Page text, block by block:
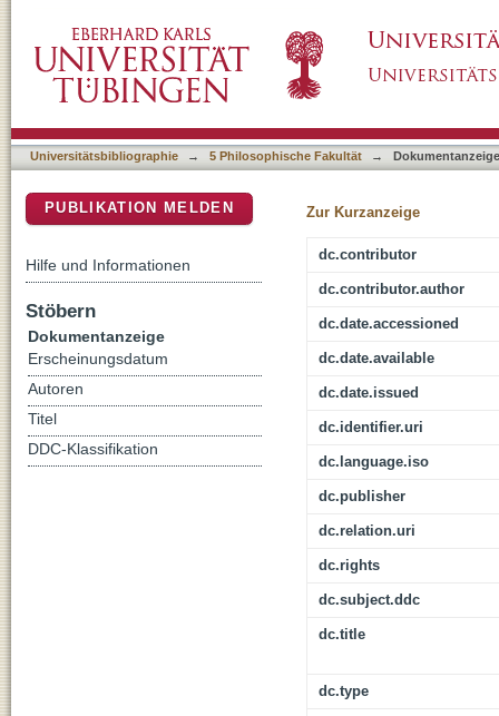
communist era
Universitätsbibliographie → 5 Philosophische Fakultät → Dokumentanzeige
Zur Kurzanzeige
dc.contributor
dc.contributor.author
dc.date.accessioned
dc.date.available
dc.date.issued
dc.identifier.uri
dc.language.iso
dc.publisher
dc.relation.uri
dc.rights
dc.subject.ddc
dc.title
dc.type
PUBLIKATION MELDEN
Hilfe und Informationen
Stöbern
Dokumentanzeige
Erscheinungsdatum
Autoren
Titel
DDC-Klassifikation